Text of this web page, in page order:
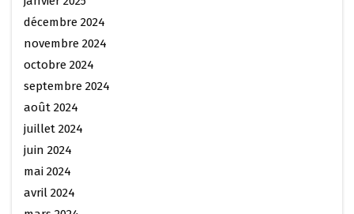
décembre 2024
novembre 2024
octobre 2024
septembre 2024
août 2024
juillet 2024
juin 2024
mai 2024
avril 2024